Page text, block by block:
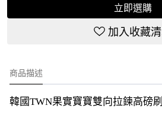
立即選購
加入收藏
商品描述
韓國TWN果實寶寶雙向拉鍊高磅